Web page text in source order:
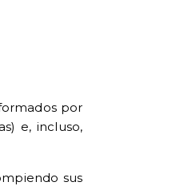
por
e, incluso,
sus